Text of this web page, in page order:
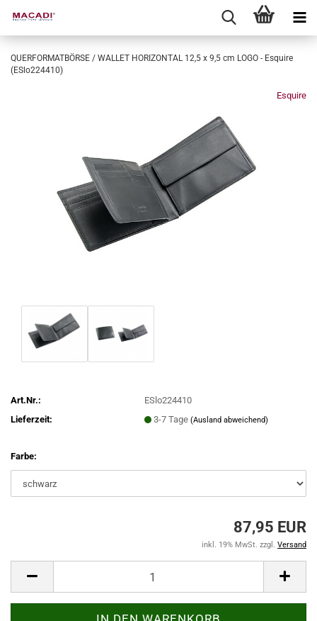
QUERFORMATBÖRSE / WALLET HORIZONTAL 12,5 x 9,5 cm LOGO - Esquire
(ESlo224410)
Esquire
Art.Nr.:
ESlo224410
Lieferzeit:
3-7 Tage(Ausland abweichend)
Farbe:
87,95 EUR
inkl. 19% MwSt. zzgl. Versand